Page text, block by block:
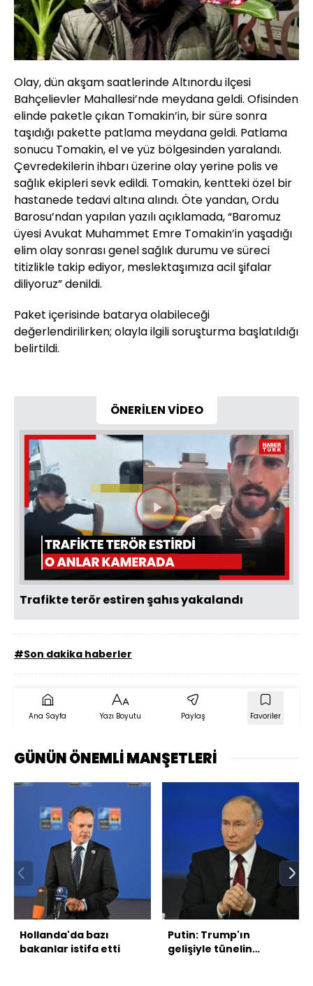
Olay, dün akşam saatlerinde Altınordu ilçesi
Bahçelievler Mahallesi’nde meydana geldi. Ofisinden
elinde paketle çıkan Tomakin’in, bir süre sonra
taşıdığı pakette patlama meydana geldi. Patlama
sonucu Tomakin, el ve yüz bölgesinden yaralandı.
Çevredekilerin ihbarı üzerine olay yerine polis ve
sağlık ekipleri sevk edildi. Tomakin, kentteki özel bir
hastanede tedavi altına alındı. Öte yandan, Ordu
Barosu’ndan yapılan yazılı açıklamada, “Baromuz
üyesi Avukat Muhammet Emre Tomakin’in yaşadığı
elim olay sonrası genel sağlık durumu ve süreci
titizlikle takip ediyor, meslektaşımıza acil şifalar
diliyoruz” denildi.
Paket içerisinde batarya olabileceği
değerlendirilirken; olayla ilgili soruşturma başlatıldığı
belirtildi.
ÖNERİLEN VİDEO
Videoyu
Oynat
Trafikte terör estiren şahıs yakalandı
#Son dakika haberler
Ana Sayfa Yazı Boyutu Paylaş Favoriler
GÜNÜN ÖNEMLİ MANŞETLERİ
Hollanda'da bazı
bakanlar istifa etti
Putin: Trump'ın
gelişiyle tünelin